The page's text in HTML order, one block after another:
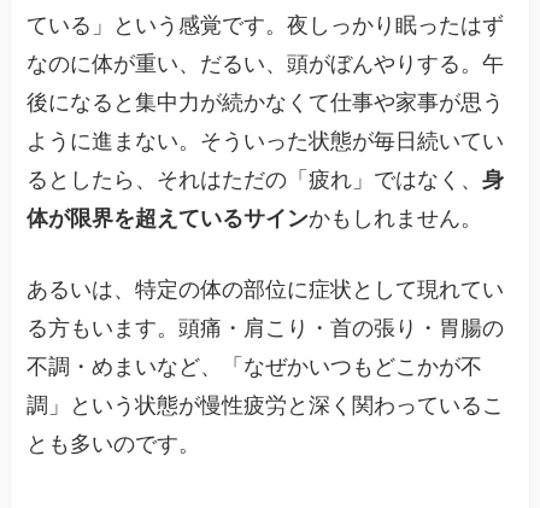
ている」という感覚です。夜しっかり眠ったはず
なのに体が重い、だるい、頭がぼんやりする。午
後になると集中力が続かなくて仕事や家事が思う
ように進まない。そういった状態が毎日続いてい
るとしたら、それはただの「疲れ」ではなく、身
体が限界を超えているサインかもしれません。
あるいは、特定の体の部位に症状として現れてい
る方もいます。頭痛・肩こり・首の張り・胃腸の
不調・めまいなど、「なぜかいつもどこかが不
調」という状態が慢性疲労と深く関わっているこ
とも多いのです。